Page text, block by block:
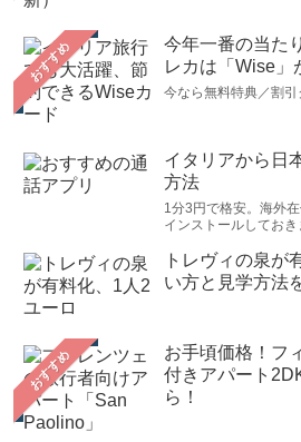
おすすめ
今年一番の当た
レカは「Wise」
今なら無料特典／割引
イタリアから日
方法
1分3円で格安。海外
インストールしておき
トレヴィの泉が
い方と見学方法
おすすめ
お手頃価格！フ
付きアパート
ら！